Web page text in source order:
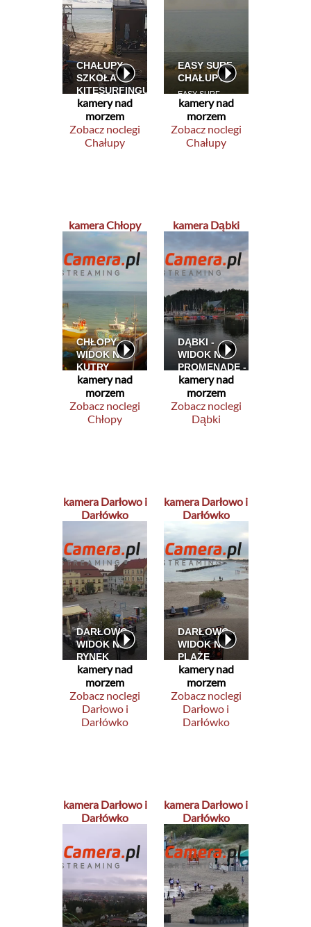
kamery nad
morzem
Zobacz noclegi
Chałupy
kamery nad
morzem
Zobacz noclegi
Chałupy
kamera Chłopy
kamery nad
morzem
Zobacz noclegi
Chłopy
kamera Dąbki
kamery nad
morzem
Zobacz noclegi
Dąbki
kamera Darłowo i
Darłówko
kamery nad
morzem
Zobacz noclegi
Darłowo i
Darłówko
kamera Darłowo i
Darłówko
kamery nad
morzem
Zobacz noclegi
Darłowo i
Darłówko
kamera Darłowo i
Darłówko
kamera Darłowo i
Darłówko